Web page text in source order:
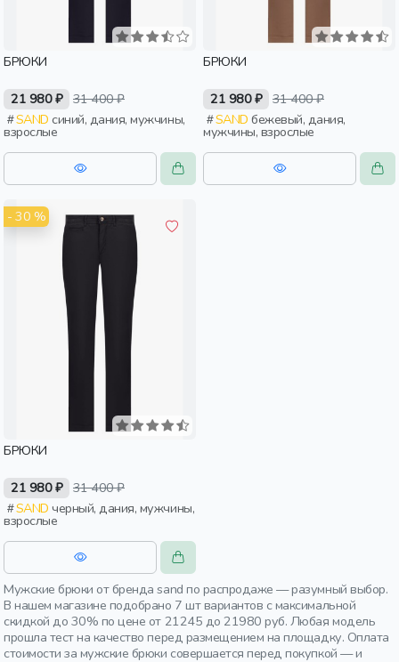
БРЮКИ
21 980 ₽ 31 400 ₽
SAND синий, дания, мужчины,
взрослые
БРЮКИ
21 980 ₽ 31 400 ₽
SAND бежевый, дания,
мужчины, взрослые
- 30 %
БРЮКИ
21 980 ₽ 31 400 ₽
SAND черный, дания, мужчины,
взрослые
Мужские брюки от бренда sand по распродаже — разумный выбор.
В нашем магазине подобрано 7 шт вариантов с максимальной
скидкой до 30% по цене от 21245 до 21980 руб. Любая модель
прошла тест на качество перед размещением на площадку. Оплата
стоимости за мужские брюки совершается перед покупкой — и